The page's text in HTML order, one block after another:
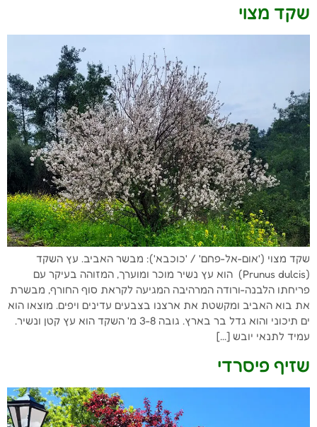
שקד מצוי
שקד מצוי ('אום-אל-פחם' / 'כוכבא'): מבשר האביב. עץ השקד
(Prunus dulcis) הוא עץ נשיר מוכר ומוערך, המזוהה בעיקר עם
פריחתו הלבנה-ורודה המרהיבה המגיעה לקראת סוף החורף, מבשרת
את בוא האביב ומקשטת את ארצנו בצבעים עדינים ויפים. מוצאו הוא
ים תיכוני והוא גדל בר בארץ. גובה 3-8 מ' השקד הוא עץ קטן ונשיר.
עמיד לתנאי יובש […]
שזיף פיסרדי